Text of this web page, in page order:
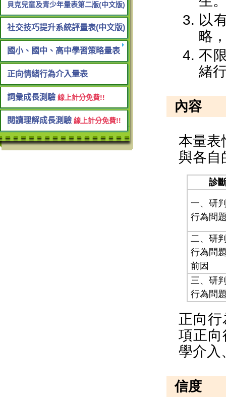
貝克兒童及青少年量表第二版(中文版)
社交技巧提升系統評量表(中文版)
國小、國中、高中學習策略量表
正向情緒行為介入量表
詞彙成長測驗 線上計分免費!!
閱讀理解成長測驗 線上計分免費!!